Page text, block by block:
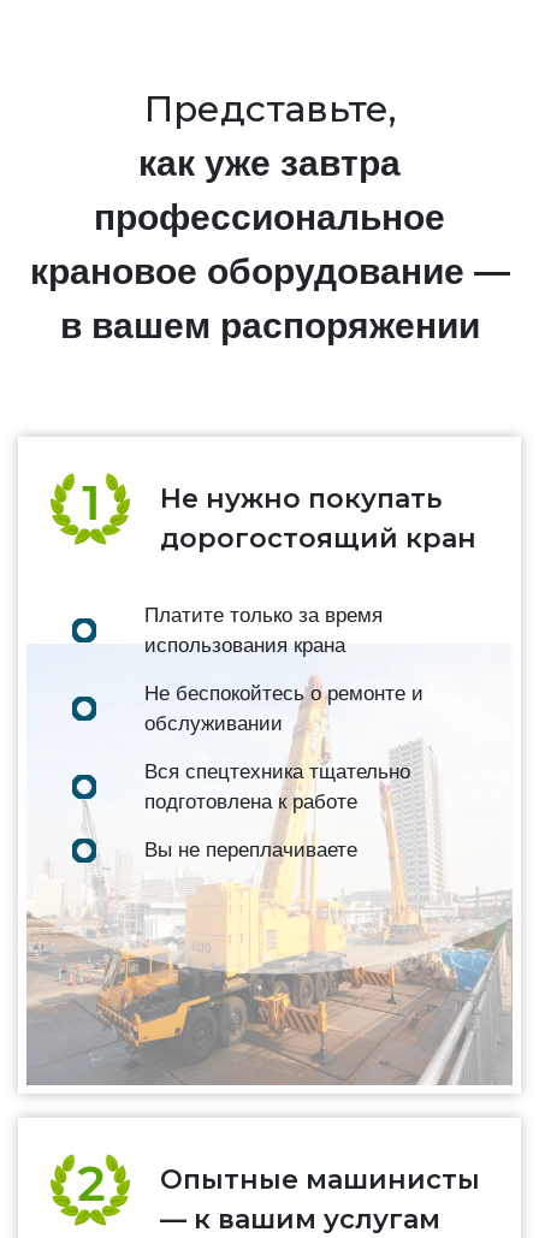
Представьте,
как уже завтра
профессиональное
крановое оборудование —
в вашем распоряжении
Не нужно покупать
дорогостоящий кран
Платите только за время
использования крана
Не беспокойтесь о ремонте и
обслуживании
Вся спецтехника тщательно
подготовлена к работе
Вы не переплачиваете
Опытные машинисты
— к вашим услугам